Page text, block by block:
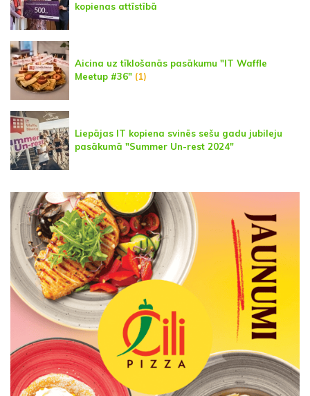
kopienas attīstībā
Aicina uz tīklošanās pasākumu "IT Waffle
Meetup #36" (1)
Liepājas IT kopiena svinēs sešu gadu jubileju
pasākumā "Summer Un-rest 2024"